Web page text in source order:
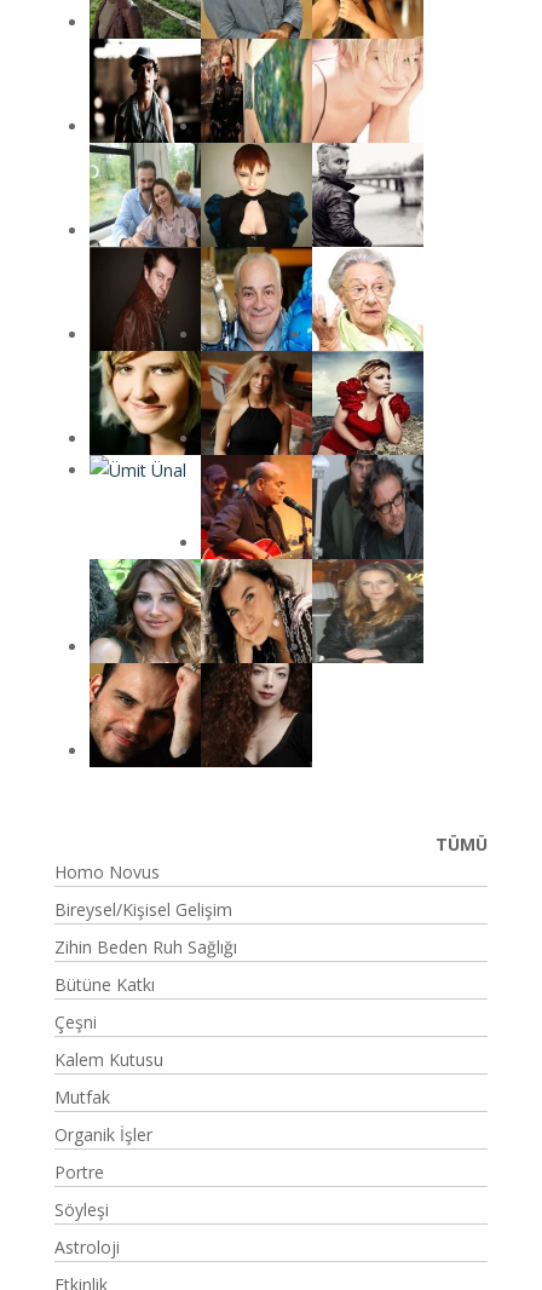
TÜMÜ
Homo Novus
Bireysel/Kişisel Gelişim
Zihin Beden Ruh Sağlığı
Bütüne Katkı
Çeşni
Kalem Kutusu
Mutfak
Organik İşler
Portre
Söyleşi
Astroloji
Etkinlik